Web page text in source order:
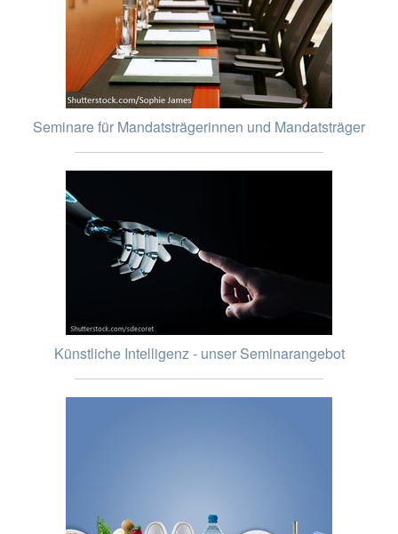
Seminare für Mandatsträgerinnen und Mandatsträger
Künstliche Intelligenz - unser Seminarangebot